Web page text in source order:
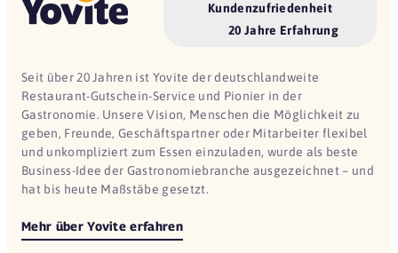
Kundenzufriedenheit
20 Jahre Erfahrung
Seit über 20 Jahren ist Yovite der deutschlandweite
Restaurant-Gutschein-Service und Pionier in der
Gastronomie. Unsere Vision, Menschen die Möglichkeit zu
geben, Freunde, Geschäftspartner oder Mitarbeiter flexibel
und unkompliziert zum Essen einzuladen, wurde als beste
Business-Idee der Gastronomiebranche ausgezeichnet – und
hat bis heute Maßstäbe gesetzt.
Mehr über Yovite erfahren